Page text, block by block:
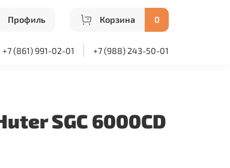
Профиль Корзина 0
+7 (861) 991-02-01 +7 (988) 243-50-01
SGC 6000CD